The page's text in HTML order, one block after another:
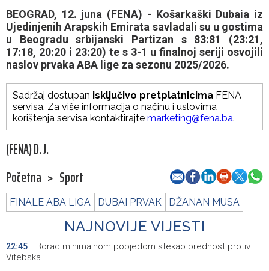
BEOGRAD, 12. juna (FENA) - Košarkaški Dubaia iz
Ujedinjenih Arapskih Emirata savladali su u gostima
u Beogradu srbijanski Partizan s 83:81 (23:21,
17:18, 20:20 i 23:20) te s 3-1 u finalnoj seriji osvojili
naslov prvaka ABA lige za sezonu 2025/2026.
Sadržaj dostupan isključivo pretplatnicima FENA
servisa. Za više informacija o načinu i uslovima
korištenja servisa kontaktirajte marketing@fena.ba.
(FENA) D. J.
Početna > Sport
FINALE ABA LIGA DUBAI PRVAK DŽANAN MUSA
NAJNOVIJE VIJESTI
22:45
Borac minimalnom pobjedom stekao prednost protiv
Vitebska